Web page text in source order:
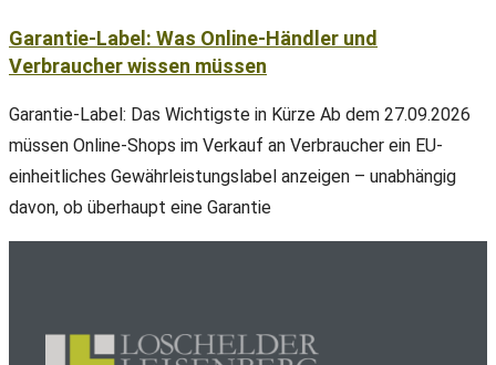
Garantie-Label: Was Online-Händler und
Verbraucher wissen müssen
Garantie-Label: Das Wichtigste in Kürze Ab dem 27.09.2026
müssen Online-Shops im Verkauf an Verbraucher ein EU-
einheitliches Gewährleistungslabel anzeigen – unabhängig
davon, ob überhaupt eine Garantie